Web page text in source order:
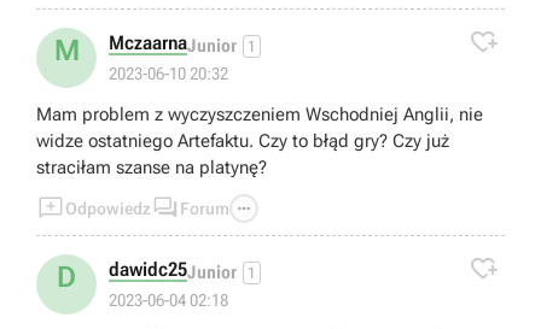
M MczaarnaJunior 1
2023-06-10 20:32

Mam problem z wyczyszczeniem Wschodniej Anglii, nie
widze ostatniego Artefaktu. Czy to błąd gry? Czy już
straciłam szanse na platynę?
Odpowiedz  Forum 
D dawidc25Junior 1
2023-06-04 02:18
